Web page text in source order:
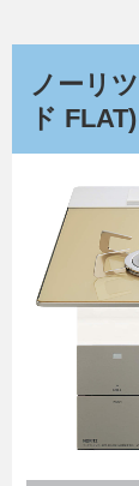
ノーリ
ド FLAT)